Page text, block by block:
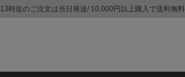
13時迄のご注文は当日発送/ 10,000円以上購入で送料無料